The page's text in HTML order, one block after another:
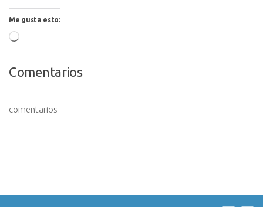
Me gusta esto:
Cargando...
Comentarios
comentarios